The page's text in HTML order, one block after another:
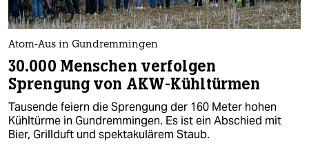
Atom-Aus in Gundremmingen
30.000 Menschen verfolgen
Sprengung von AKW-Kühltürmen
Tausende feiern die Sprengung der 160 Meter hohen
Kühltürme in Gundremmingen. Es ist ein Abschied mit
Bier, Grillduft und spektakulärem Staub.